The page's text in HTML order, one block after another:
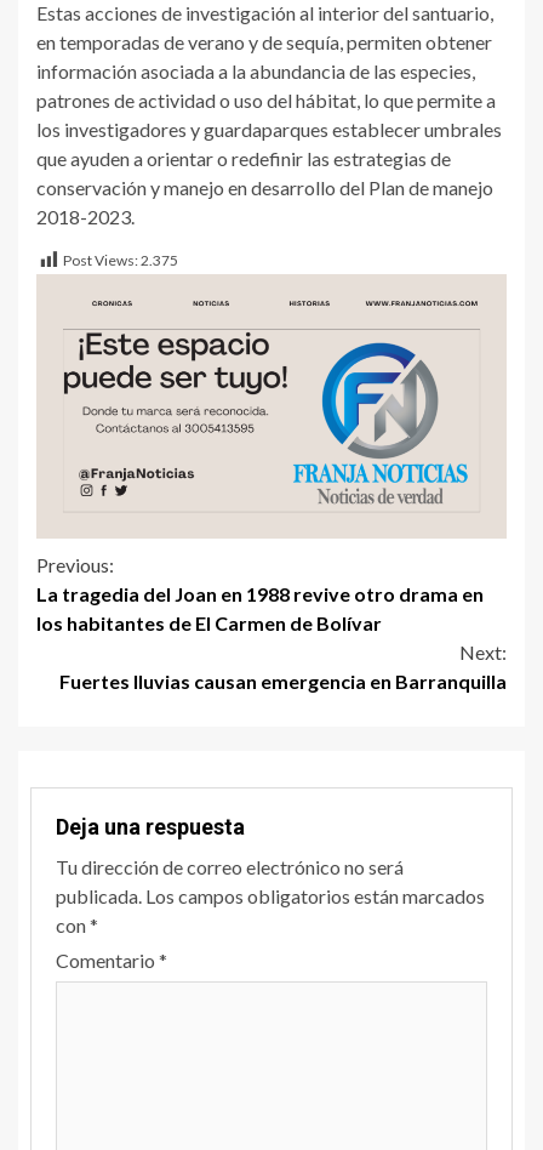
Estas acciones de investigación al interior del santuario,
en temporadas de verano y de sequía, permiten obtener
información asociada a la abundancia de las especies,
patrones de actividad o uso del hábitat, lo que permite a
los investigadores y guardaparques establecer umbrales
que ayuden a orientar o redefinir las estrategias de
conservación y manejo en desarrollo del Plan de manejo
2018-2023.
Post Views:2.375
Previous:
La tragedia del Joan en 1988 revive otro drama en
los habitantes de El Carmen de Bolívar
Next:
Fuertes lluvias causan emergencia en Barranquilla
Deja una respuesta
Tu dirección de correo electrónico no será
publicada. Los campos obligatorios están marcados
con*
Comentario *